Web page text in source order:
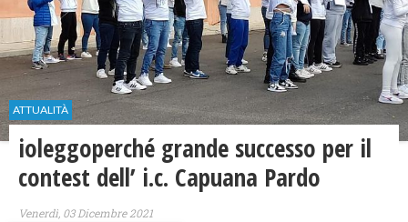
ATTUALITÀ
ioleggoperché grande successo per il
contest dell’ i.c. Capuana Pardo
Venerdì, 03 Dicembre 2021